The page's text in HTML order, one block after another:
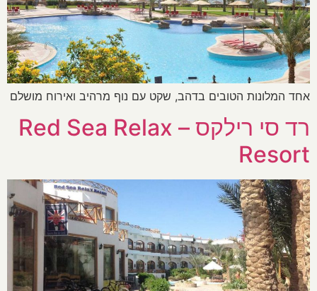
אחד המלונות הטובים בדהב, שקט עם נוף מרהיב ואירוח מושלם
רד סי רילקס – Red Sea Relax
Resort